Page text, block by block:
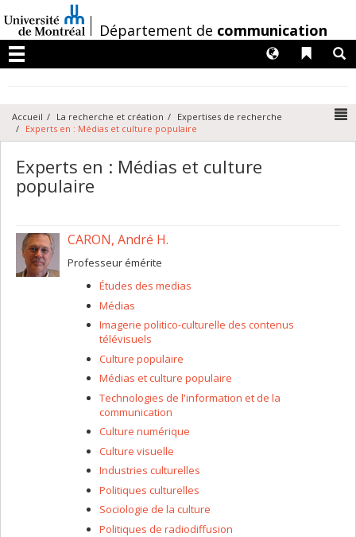
au
contenu
/Département de communication
Menu
Liens
Langues
Accueil La recherche et création
Expertises de recherche
Experts en : Médias et culture populaire
Experts en : Médias et culture
populaire
CARON, André H.
Professeur émérite
Études des medias
Médias
Imagerie politico-culturelle des contenus
télévisuels
Culture populaire
Médias et culture populaire
Technologies de l'information et de la
communication
Culture numérique
Culture visuelle
Industries culturelles
Politiques culturelles
Sociologie de la culture
Politiques de radiodiffusion